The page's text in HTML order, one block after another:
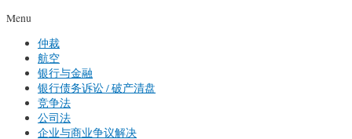
Menu
仲裁
航空
银行与金融
银行债务诉讼 / 破产清盘
竞争法
公司法
企业与商业争议解决